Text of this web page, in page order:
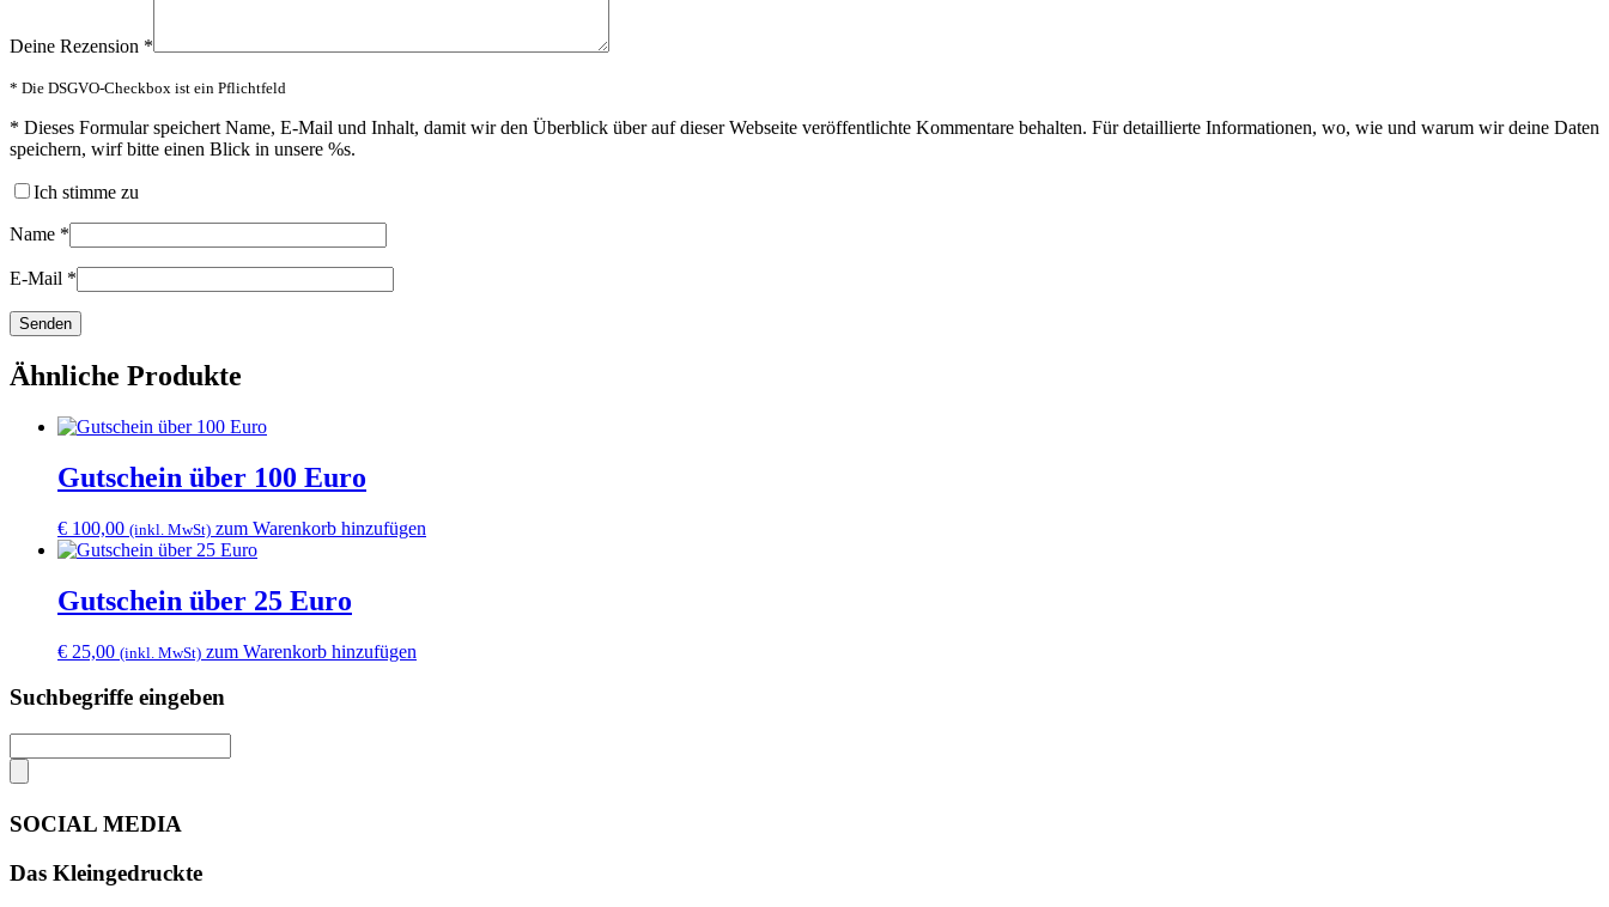
Deine Rezension *
* Die DSGVO-Checkbox ist ein Pflichtfeld
* Dieses Formular speichert Name, E-Mail und Inhalt, damit wir den Überblick über auf dieser Webseite veröffentlichte Kommentare behalten. Für detaillierte Informationen, wo, wie und warum wir deine Daten
speichern, wirf bitte einen Blick in unsere %s.
Ich stimme zu
Name *
E-Mail *
Ähnliche Produkte
Gutschein über 100 Euro
€ 100,00 (inkl. MwSt) zum Warenkorb hinzufügen
Gutschein über 25 Euro
€ 25,00 (inkl. MwSt) zum Warenkorb hinzufügen
Suchbegriffe eingeben
SOCIAL MEDIA
Das Kleingedruckte